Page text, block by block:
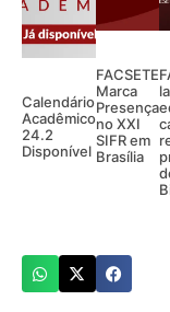
Calendário
Acadêmico
24.2
Disponível
FACSETE
Marca
Presença
no XXI
SIFR em
Brasília